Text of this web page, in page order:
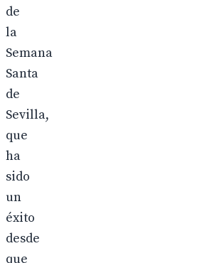
de
la
Semana
Santa
de
Sevilla,
que
ha
sido
un
éxito
desde
que